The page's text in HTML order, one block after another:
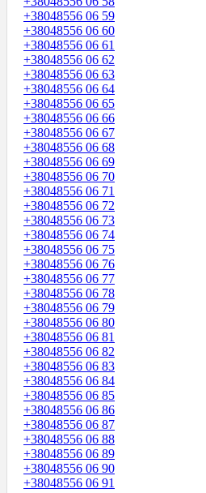
+38048556 06 59
+38048556 06 60
+38048556 06 61
+38048556 06 62
+38048556 06 63
+38048556 06 64
+38048556 06 65
+38048556 06 66
+38048556 06 67
+38048556 06 68
+38048556 06 69
+38048556 06 70
+38048556 06 71
+38048556 06 72
+38048556 06 73
+38048556 06 74
+38048556 06 75
+38048556 06 76
+38048556 06 77
+38048556 06 78
+38048556 06 79
+38048556 06 80
+38048556 06 81
+38048556 06 82
+38048556 06 83
+38048556 06 84
+38048556 06 85
+38048556 06 86
+38048556 06 87
+38048556 06 88
+38048556 06 89
+38048556 06 90
+38048556 06 91